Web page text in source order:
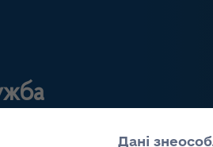
у Сумській області